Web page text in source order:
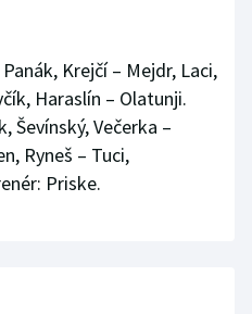
Krejčí – Mejdr, Laci,
Haraslín – Olatunji.
Ševínský, Večerka –
Ryneš – Tuci,
Priske.